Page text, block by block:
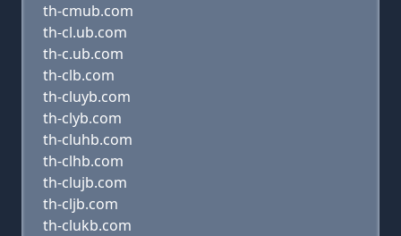
th-cmub.com
th-cl.ub.com
th-c.ub.com
th-clb.com
th-cluyb.com
th-clyb.com
th-cluhb.com
th-clhb.com
th-clujb.com
th-cljb.com
th-clukb.com